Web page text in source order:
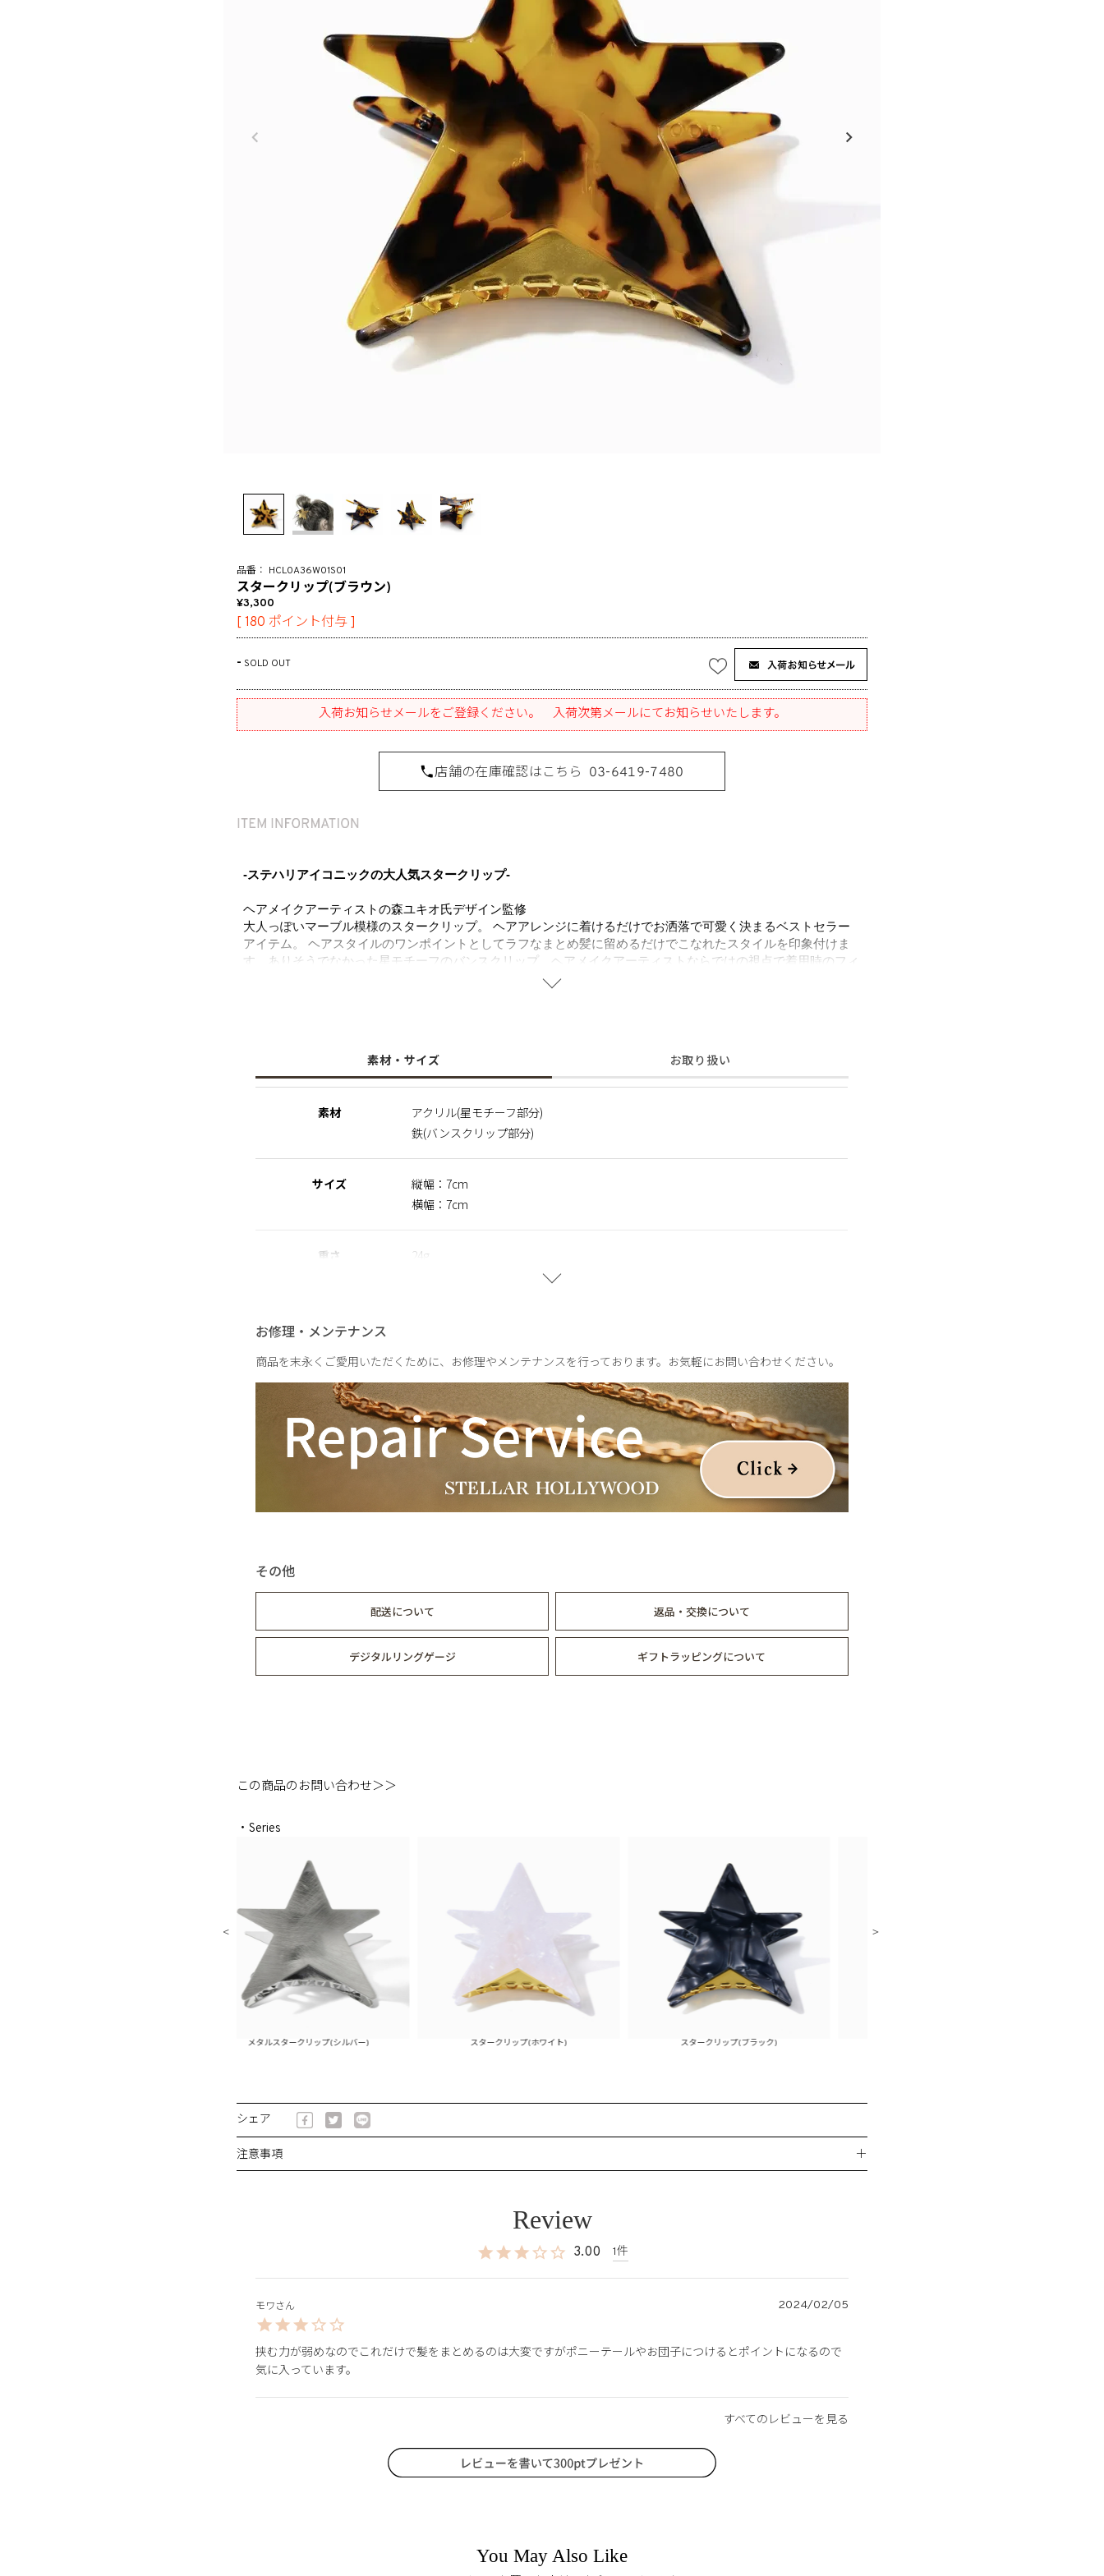
HCL0A36W01S01
スタークリップ(ブラウン)
3,300
[ 180 ポイント付与 ]
- SOLD OUT
入荷お知らせメールをご登録ください。 入荷次第メールにてお知らせいたします。
店舗の在庫確認はこちら 03-6419-7480
-ステハリアイコニックの大人気スタークリップ-
ヘアメイクアーティストの森ユキオ氏デザイン監修
大人っぽいマーブル模様のスタークリップ。 ヘアアレンジに着けるだけでお洒落で可愛く決まるベストセラー
アイテム。 ヘアスタイルのワンポイントとしてラフなまとめ髪に留めるだけでこなれたスタイルを印象付けま
す。ありそうでなかった星モチーフのバンスクリップ。ヘアメイクアーティストならではの視点で着用時のフィ
ット感、つけ心地にこだわって金型からオリジナルで作りました。ハーフアップ、フルアップのスタイリングの
ヘアメイクアップアーティスト
Hair & Nail & make salon ROI代表
数多くの著名人のヘアメイクを手がけるヘアメイクアップアーティスト。 ファッション誌やビューティ誌で幅
素材・サイズ お取り扱い
素材
アクリル(星モチーフ部分)
鉄(バンスクリップ部分)
サイズ
縦幅：7cm
横幅：7cm
重さ 24g
お修理・メンテナンス
商品を末永くご愛用いただくために、お修理やメンテナンスを行っております。お気軽にお問い合わせください。
その他
配送について 返品・交換について
デジタルリングゲージ ギフトラッピングについて
この商品のお問い合わせ＞＞
・Series
メタルスタークリップ(シルバー) スタークリップ(ホワイト) スタークリップ(ブラック)
シェア
注意事項 ＋
3.00 1
モワ 2024/02/05
挟む力が弱めなのでこれだけで髪をまとめるのは大変ですがポニーテールやお団子につけるとポイントになるので
気に入っています。
You May Also Like